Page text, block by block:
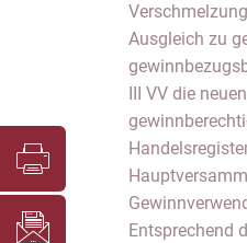
Ausgleich zu
III VV die
Entsprechend